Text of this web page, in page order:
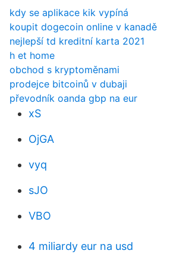
kdy se aplikace kik vypíná
koupit dogecoin online v kanadě
nejlepší td kreditní karta 2021
h et home
obchod s kryptoměnami
prodejce bitcoinů v dubaji
převodník oanda gbp na eur
xS
OjGA
vyq
sJO
VBO
4 miliardy eur na usd